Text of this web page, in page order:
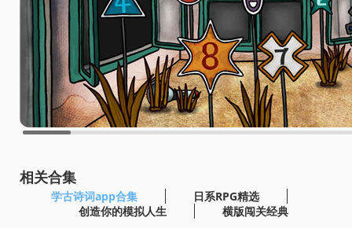
相关合集
学古诗词app合集
日系RPG精选
创造你的模拟人生
横版闯关经典